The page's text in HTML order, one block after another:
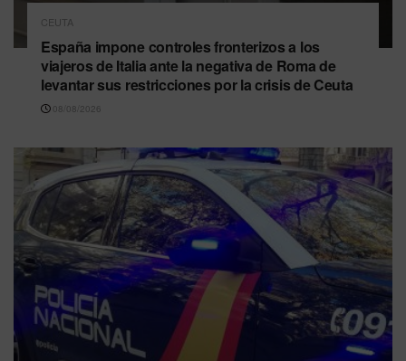
CEUTA
España impone controles fronterizos a los
viajeros de Italia ante la negativa de Roma de
levantar sus restricciones por la crisis de Ceuta
08/08/2026